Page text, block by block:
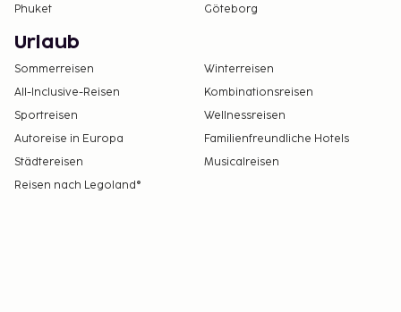
Phuket
Göteborg
Urlaub
Sommerreisen
Winterreisen
All-Inclusive-Reisen
Kombinationsreisen
Sportreisen
Wellnessreisen
Autoreise in Europa
Familienfreundliche Hotels
Städtereisen
Musicalreisen
Reisen nach Legoland®